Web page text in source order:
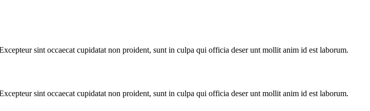
sint occaecat cupidatat non proident, sunt in culpa qui officia deser unt mollit anim id est laborum.
sint occaecat cupidatat non proident, sunt in culpa qui officia deser unt mollit anim id est laborum.